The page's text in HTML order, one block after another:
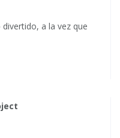
a la vez que